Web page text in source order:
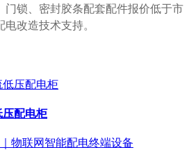
门锁、密封胶条配套配件报价低于市
改造技术支持。
压配电柜